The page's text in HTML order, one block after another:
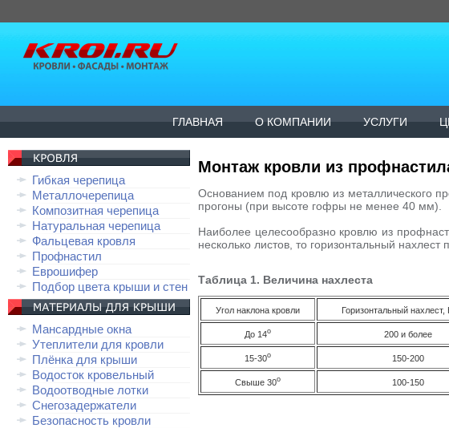
ГЛАВНАЯ О КОМПАНИИ УСЛУГИ
Гибкая черепица
Металлочерепица
Композитная черепица
Натуральная черепица
Фальцевая кровля
Профнастил
Еврошифер
Подбор цвета крыши и стен
Мансардные окна
Утеплители для кровли
Плёнка для крыши
Водосток кровельный
Водоотводные лотки
Снегозадержатели
Безопасность кровли
Монтаж кровли из
Основанием под кровлю из металлического
прогоны (при высоте гофры не менее 40 мм).
Наиболее целесообразно кровлю из
несколько листов, то горизонтальный
Таблица 1. Величина нахлеста
Угол наклона кровли Горизонтальный нахлест,
До 14о 200 и более
15-30о 150-200
Свыше 30о 100-150